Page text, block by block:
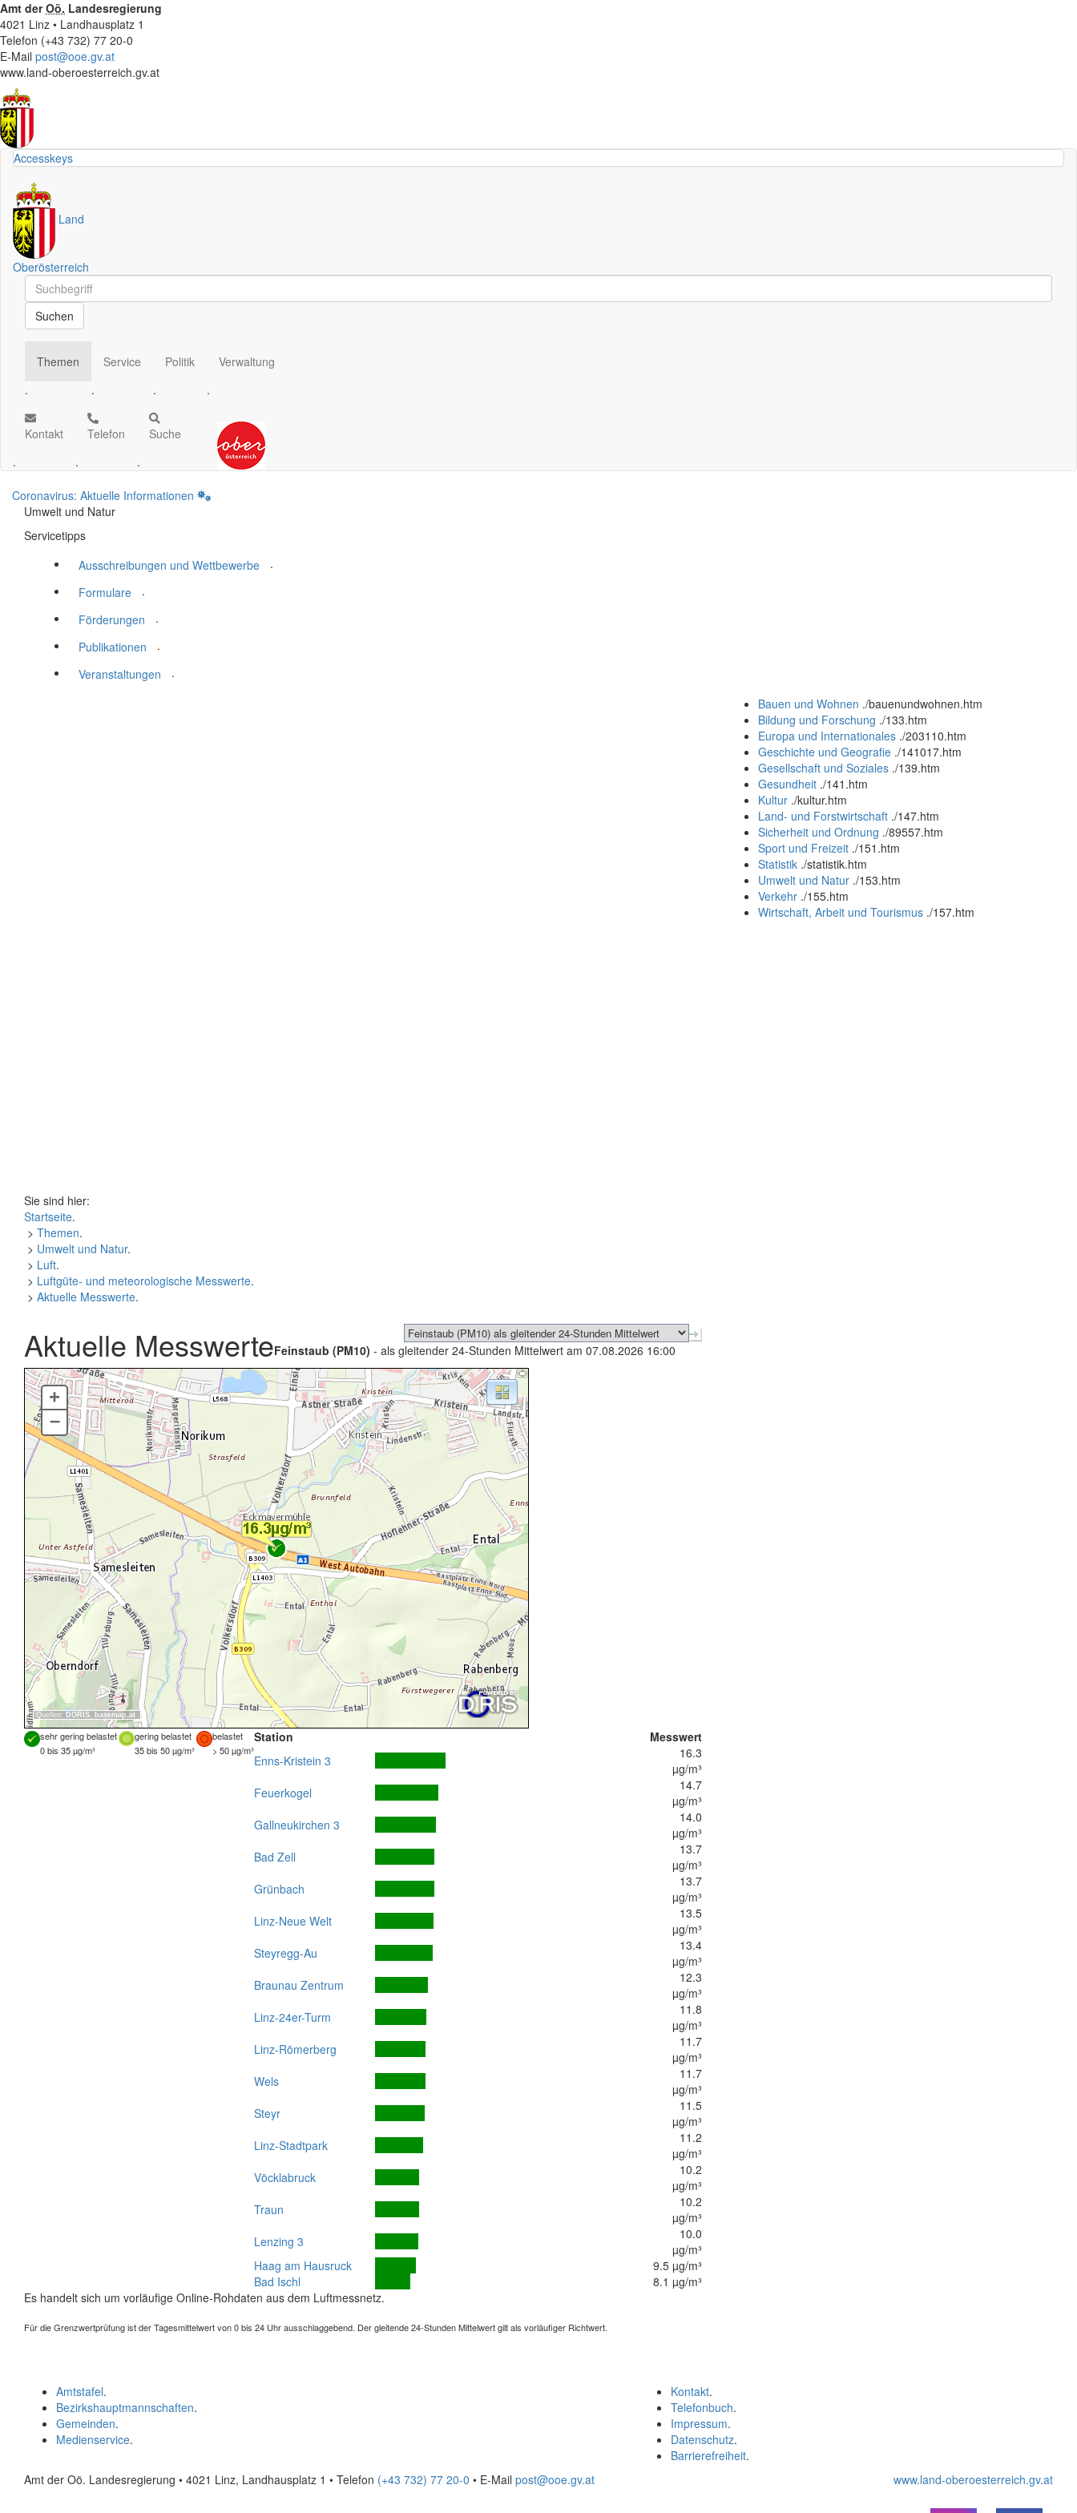
Amt derOö. Landesregierung
4021 Linz • Landhausplatz 1
Telefon (+43 732) 77 20-0
E-Mail post@ooe.gv.at
www.land-oberoesterreich.gv.at
Accesskeys
Land
Oberösterreich
Schnellsuche
Schnellsuche
Suchen
Themen
.
Service
.
Politik
.
Verwaltung
.
Kontakt
.
Telefon
.
Suche
.
Coronavirus: Aktuelle Informationen
Umwelt und Natur
Servicetipps
Ausschreibungen und Wettbewerbe
.
Formulare
.
Förderungen
.
Publikationen
.
Veranstaltungen
.
Bauen und Wohnen ./bauenundwohnen.htm
Bildung und Forschung ./133.htm
Europa und Internationales ./203110.htm
Geschichte und Geografie ./141017.htm
Gesellschaft und Soziales ./139.htm
Gesundheit ./141.htm
Kultur ./kultur.htm
Land- und Forstwirtschaft ./147.htm
Sicherheit und Ordnung ./89557.htm
Sport und Freizeit ./151.htm
Statistik ./statistik.htm
Umwelt und Natur ./153.htm
Verkehr ./155.htm
Wirtschaft, Arbeit und Tourismus ./157.htm
Sie sind hier:
Startseite.
> Themen.
> Umwelt und Natur.
> Luft.
> Luftgüte- und meteorologische Messwerte.
> Aktuelle Messwerte.
Aktuelle MesswerteFeinstaub (PM10) - als gleitender 24-Stunden Mittelwert am 07.08.2026 16:00
Quellen: DORIS, basemap.at
+
–
sehr gering belastet gering belastet
belastet
0 bis 35 µg/m³
35 bis 50 µg/m³ > 50 µg/m³
Station
Messwert
Enns-Kristein 3
16.3
µg/m³
Feuerkogel
14.7
µg/m³
Gallneukirchen 3
14.0
µg/m³
Bad Zell
13.7
µg/m³
Grünbach
13.7
µg/m³
Linz-Neue Welt
13.5
µg/m³
Steyregg-Au
13.4
µg/m³
Braunau Zentrum
12.3
µg/m³
Linz-24er-Turm
11.8
µg/m³
Linz-Römerberg
11.7
µg/m³
Wels
11.7
µg/m³
Steyr
11.5
µg/m³
Linz-Stadtpark
11.2
µg/m³
Vöcklabruck
10.2
µg/m³
Traun
10.2
µg/m³
Lenzing 3
10.0
µg/m³
Haag am Hausruck
9.5 µg/m³
Bad Ischl
8.1 µg/m³
Es handelt sich um vorläufige Online-Rohdaten aus dem Luftmessnetz.
Für die Grenzwertprüfung ist der Tagesmittelwert von 0 bis 24 Uhr ausschlaggebend. Der gleitende 24-Stunden Mittelwert gilt als vorläufiger Richtwert.
Kontakt.
Telefonbuch.
Impressum.
Datenschutz.
Barrierefreiheit.
Amtstafel.
Bezirkshauptmannschaften.
Gemeinden.
Medienservice.
Amt der Oö. Landesregierung • 4021 Linz, Landhausplatz 1 • Telefon (+43 732) 77 20-0 • E-Mail post@ooe.gv.at www.land-oberoesterreich.gv.at